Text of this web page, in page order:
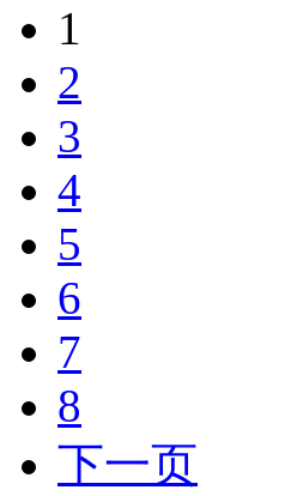
1
2
3
4
5
6
7
8
下一页